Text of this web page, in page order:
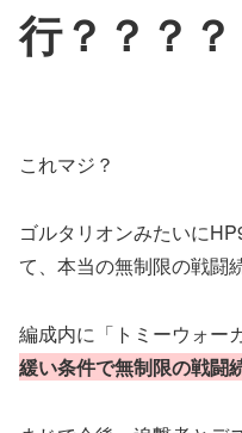
行？？？？
これマジ？
ゴルタリオンみたいに
て、本当の無制限の戦闘
編成内に「トミーウォー
緩い条件で無制限の戦闘